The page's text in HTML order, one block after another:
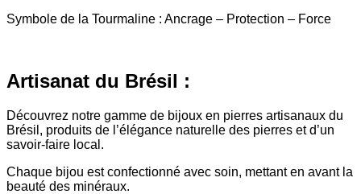
Symbole de la Tourmaline : Ancrage – Protection – Force
Artisanat du Brésil :
Découvrez notre gamme de bijoux en pierres artisanaux du
Brésil, produits de l’élégance naturelle des pierres et d’un
savoir-faire local.
Chaque bijou est confectionné avec soin, mettant en avant la
beauté des minéraux.